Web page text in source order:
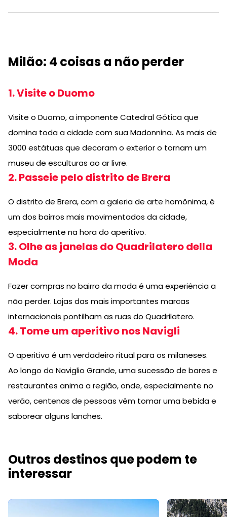
Milão: 4 coisas a não perder
1. Visite o Duomo
Visite o Duomo, a imponente Catedral Gótica que
domina toda a cidade com sua Madonnina. As mais de
3000 estátuas que decoram o exterior o tornam um
museu de esculturas ao ar livre.
2. Passeie pelo distrito de Brera
O distrito de Brera, com a galeria de arte homônima, é
um dos bairros mais movimentados da cidade,
especialmente na hora do aperitivo.
3. Olhe as janelas do Quadrilatero della
Moda
Fazer compras no bairro da moda é uma experiência a
não perder. Lojas das mais importantes marcas
internacionais pontilham as ruas do Quadrilatero.
4. Tome um aperitivo nos Navigli
O aperitivo é um verdadeiro ritual para os milaneses.
Ao longo do Naviglio Grande, uma sucessão de bares e
restaurantes anima a região, onde, especialmente no
verão, centenas de pessoas vêm tomar uma bebida e
saborear alguns lanches.
Outros destinos que podem te
interessar